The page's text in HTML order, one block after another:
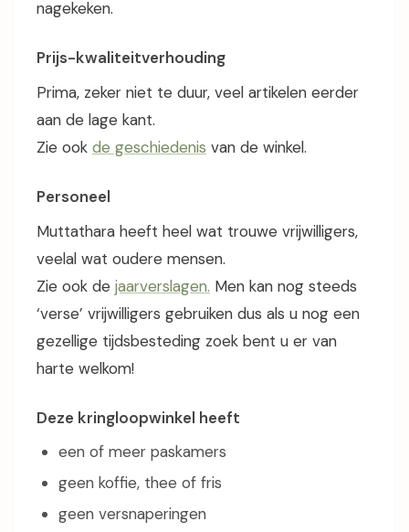
nagekeken.
Prijs-kwaliteitverhouding
Prima, zeker niet te duur, veel artikelen eerder
aan de lage kant.
Zie ook de geschiedenis van de winkel.
Personeel
Muttathara heeft heel wat trouwe vrijwilligers,
veelal wat oudere mensen.
Zie ook de jaarverslagen. Men kan nog steeds
‘verse’ vrijwilligers gebruiken dus als u nog een
gezellige tijdsbesteding zoek bent u er van
harte welkom!
Deze kringloopwinkel heeft
een of meer paskamers
geen koffie, thee of fris
geen versnaperingen